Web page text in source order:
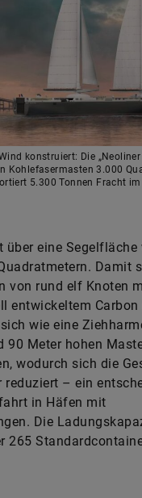
konstruiert: Die „Neoliner
Kohlefasermasten 3.000
5.300 Tonnen Fracht im
über eine Segelfläche
Damit
von rund elf Knoten
entwickeltem
wie eine
90 Meter hohen
wodurch sich die
reduziert – ein
in Häfen mit
Die
265